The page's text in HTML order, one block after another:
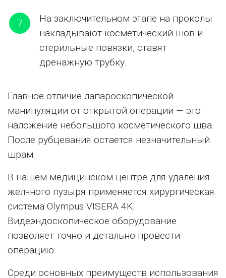
7
На заключительном этапе на проколы
накладывают косметический шов и
стерильные повязки, ставят
дренажную трубку.
Главное отличие лапароскопической
манипуляции от открытой операции — это
наложение небольшого косметического шва.
После рубцевания остается незначительный
шрам.
В нашем медицинском центре для удаления
желчного пузыря применяется хирургическая
система Olympus VISERA 4K.
Видеэндоскопическое оборудование
позволяет точно и детально провести
операцию.
Среди основных преимуществ использования